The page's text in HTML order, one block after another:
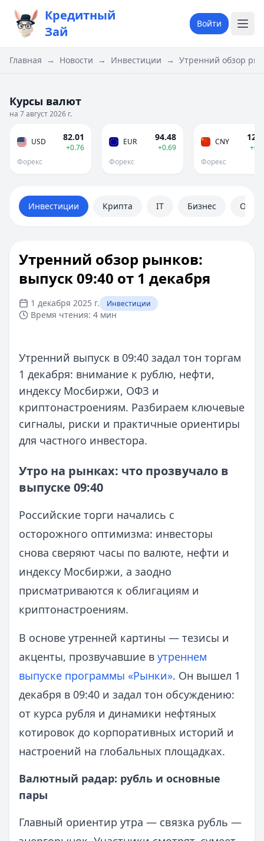
Кредитный
Зай
Войти
Главная → Новости → Инвестиции → Утренний обзор
Курсы валют
на 7 август 2026 г.
USD 82.01
+0.76
Форекс
EUR 94.48
+0.69
Форекс
CNY
Форекс
Инвестиции Крипта IT Бизнес
Утренний обзор рынков:
выпуск 09:40 от 1 декабря
1 декабря 2025 г. Инвестиции
Время чтения: 4 мин
Утренний выпуск в 09:40 задал тон торгам
1 декабря: внимание к рублю, нефти,
индексу Мосбиржи, ОФЗ и
криптонастроениям. Разбираем ключевые
сигналы, риски и практичные ориентиры
для частного инвестора.
Утро на рынках: что прозвучало в
выпуске 09:40
Российские торги начались с
осторожного оптимизма: инвесторы
снова сверяют часы по валюте, нефти и
индексу Мосбиржи, а заодно
присматриваются к облигациям и
криптонастроениям.
В основе утренней картины — тезисы и
акценты, прозвучавшие в утреннем
выпуске программы «Рынки». Он вышел 1
декабря в 09:40 и задал тон обсуждению:
от курса рубля и динамики нефтяных
котировок до корпоративных историй и
настроений на глобальных площадках.
Валютный радар: рубль и основные
пары
Главный ориентир утра — связка рубль —